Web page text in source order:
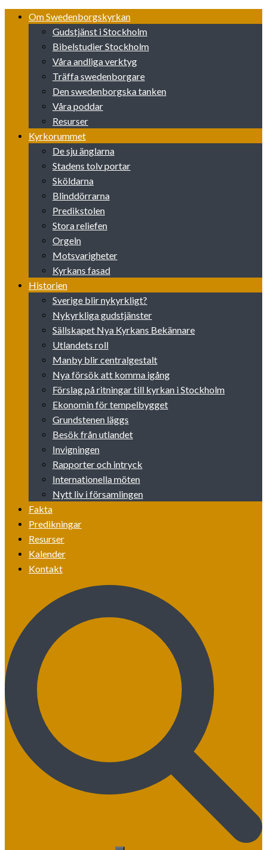
Skip
Om Swedenborgskyrkan
Gudstjänst i Stockholm
Bibelstudier Stockholm
Våra andliga verktyg
Träffa swedenborgare
Den swedenborgska tanken
Våra poddar
Resurser
Kyrkorummet
De sju änglarna
Stadens tolv portar
Sköldarna
Blinddörrarna
Predikstolen
Stora reliefen
Orgeln
Motsvarigheter
Kyrkans fasad
Historien
Sverige blir nykyrkligt?
Nykyrkliga gudstjänster
Sällskapet Nya Kyrkans Bekännare
Utlandets roll
Manby blir centralgestalt
Nya försök att komma igång
Förslag på ritningar till kyrkan i Stockholm
Ekonomin för tempelbygget
Grundstenen läggs
Besök från utlandet
Invigningen
Rapporter och intryck
Internationella möten
Nytt liv i församlingen
Fakta
Predikningar
Resurser
Kalender
Kontakt